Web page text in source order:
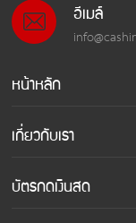
อีเมล์
หน้าหลัก
เกี่ยวกับเรา
บัตรกดเงินสด